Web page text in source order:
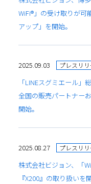
WiFi®」の受け取りが可
アップ」を開始。
2025.09.03 プレスリリ
「LINEスグミエール」
全国の販売パートナー
開始。
2025.08.27 プレスリリ
株式会社ビジョン、「
『X200』の取り扱い